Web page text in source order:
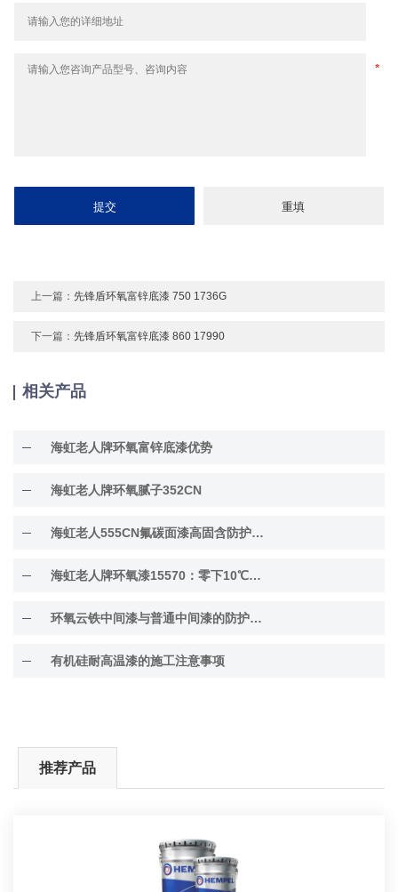
上一篇： 先锋盾环氧富锌底漆 750 1736G
下一篇： 先锋盾环氧富锌底漆 860 17990
相关产品
海虹老人牌环氧富锌底漆优势
海虹老人牌环氧腻子352CN
海虹老人555CN氟碳面漆高固含防护面漆
海虹老人牌环氧漆15570：零下10℃低温固化
环氧云铁中间漆与普通中间漆的防护差异解析
有机硅耐高温漆的施工注意事项
推荐产品